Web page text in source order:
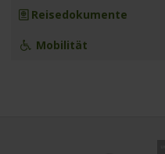
Reisedokumente
Mobilität